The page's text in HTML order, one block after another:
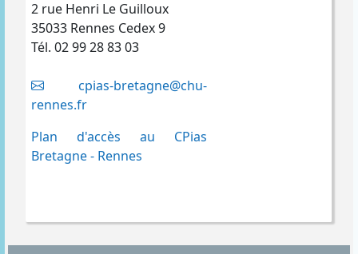
2 rue Henri Le Guilloux
35033 Rennes Cedex 9
Tél. 02 99 28 83 03
cpias-bretagne@chu-
rennes.fr
Plan d'accès au CPias
Bretagne - Rennes